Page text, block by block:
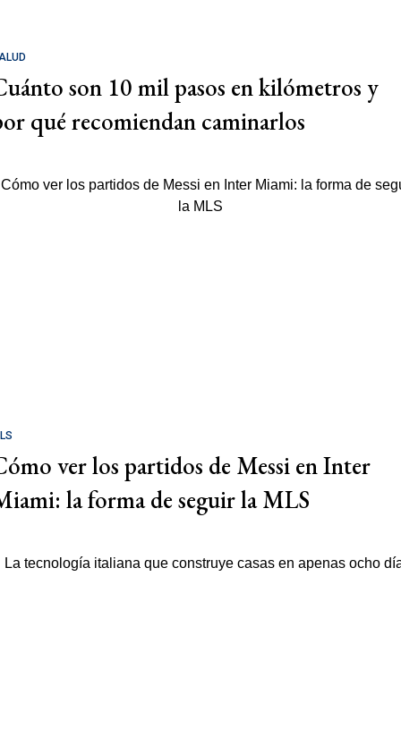
son 10 mil pasos en kilómetros y
qué recomiendan caminarlos
ver los partidos de Messi en Inter
la forma de seguir la MLS